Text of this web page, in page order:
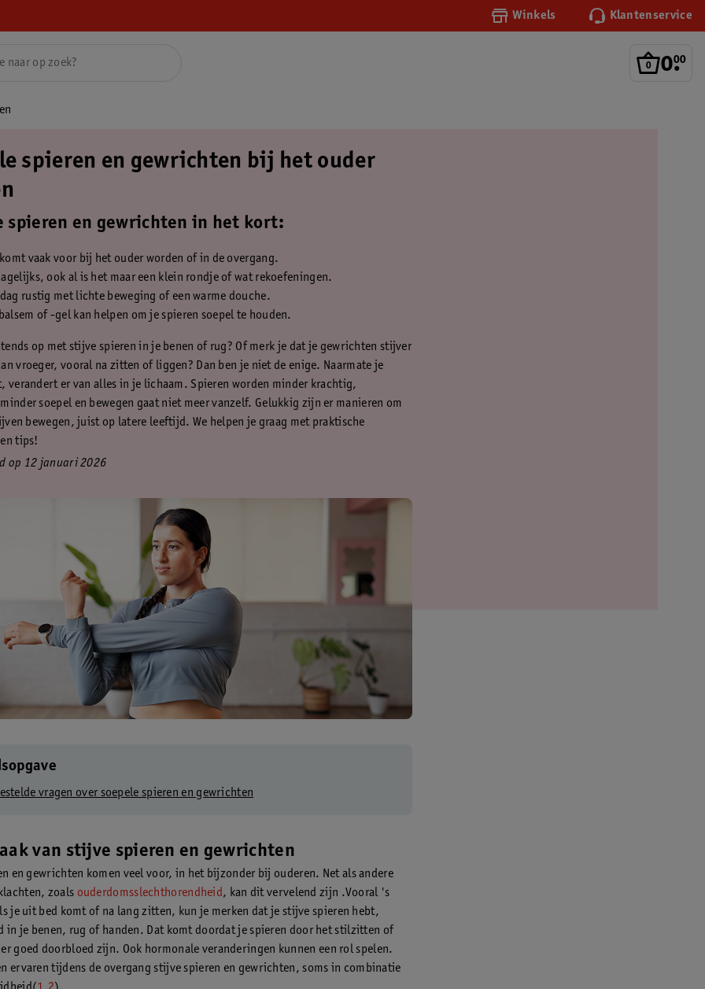
Winkels Klantenservice
0.
00
spieren en gewrichten bij het ouder
spieren en gewrichten in het kort:
vaak voor bij het ouder worden of in de overgang.
ook al is het maar een klein rondje of wat rekoefeningen.
rustig met lichte beweging of een warme douche.
of -gel kan helpen om je spieren soepel te houden.
op met stijve spieren in je benen of rug? Of merk je dat je gewrichten stijver
vroeger, vooral na zitten of liggen? Dan ben je niet de enige. Naarmate je
verandert er van alles in je lichaam. Spieren worden minder krachtig,
soepel en bewegen gaat niet meer vanzelf. Gelukkig zijn er manieren om
bewegen, juist op latere leeftijd. We helpen je graag met praktische
tips!
op 12 januari 2026
vragen over soepele spieren en gewrichten
van stijve spieren en gewrichten
en gewrichten komen veel voor, in het bijzonder bij ouderen. Net als andere
zoals ouderdomsslechthorendheid, kan dit vervelend zijn .Vooral 's
je uit bed komt of na lang zitten, kun je merken dat je stijve spieren hebt,
in je benen, rug of handen. Dat komt doordat je spieren door het stilzitten of
goed doorbloed zijn. Ook hormonale veranderingen kunnen een rol spelen.
ervaren tijdens de overgang stijve spieren en gewrichten, soms in combinatie